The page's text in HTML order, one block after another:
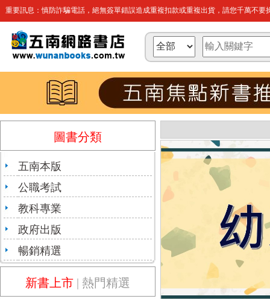
重要訊息：慎防詐騙電話，絕無簽單錯誤造成重複扣款或重複出貨，請您千萬不要
圖書分類
五南本版
公職考試
教科專業
政府出版
暢銷精選
新書上市 | 熱門精選